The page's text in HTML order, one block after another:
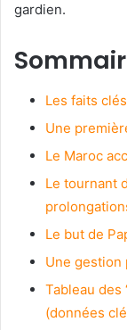
gardien.
Les faits
Une
Le Maroc
Le tournant
Le but de
Une gestion
Tableau des
(données